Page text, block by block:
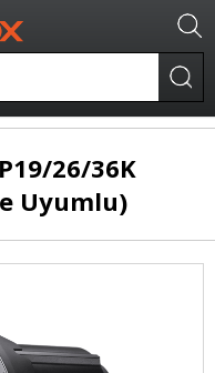
26/36K
Uyumlu)